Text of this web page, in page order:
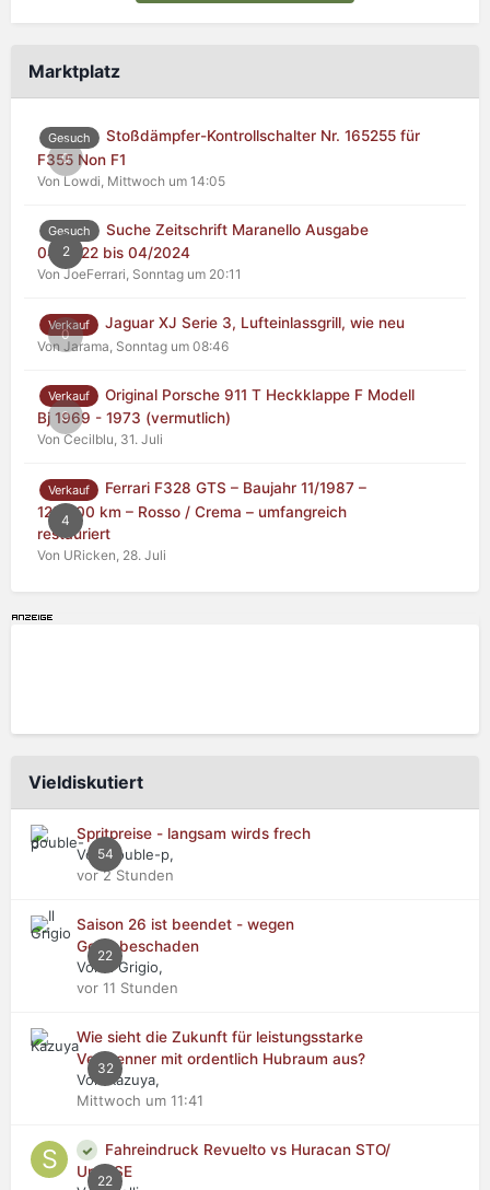
Marktplatz
0
Gesuch
Stoßdämpfer-Kontrollschalter Nr. 165255 für
F355 Non F1
Von Lowdi, Mittwoch um 14:05
2
Gesuch
Suche Zeitschrift Maranello Ausgabe
04/2022 bis 04/2024
Von JoeFerrari, Sonntag um 20:11
0
Verkauf Jaguar XJ Serie 3, Lufteinlassgrill, wie neu
Von Jarama, Sonntag um 08:46
0
Verkauf
Original Porsche 911 T Heckklappe F Modell
Bj 1969 - 1973 (vermutlich)
Von Cecilblu, 31. Juli
4
Verkauf
Ferrari F328 GTS – Baujahr 11/1987 –
125.000 km – Rosso / Crema – umfangreich
restauriert
Von URicken, 28. Juli
Vieldiskutiert
54
Spritpreise - langsam wirds frech
Von double-p,
vor 2 Stunden
22
Saison 26 ist beendet - wegen
Getriebeschaden
Von Il Grigio,
vor 11 Stunden
32
Wie sieht die Zukunft für leistungsstarke
Verbrenner mit ordentlich Hubraum aus?
Von Kazuya,
Mittwoch um 11:41
22
Fahreindruck Revuelto vs Huracan STO/
Urus SE